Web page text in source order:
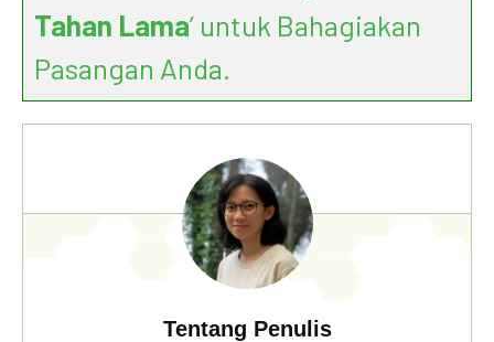
Tahan Lama’ untuk Bahagiakan
Pasangan Anda.
Tentang Penulis